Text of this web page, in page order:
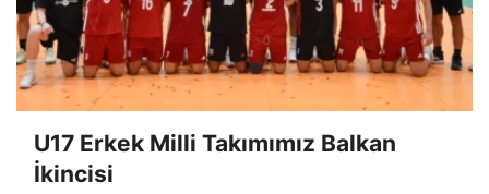
U17 Erkek Milli Takımımız Balkan
İkincisi